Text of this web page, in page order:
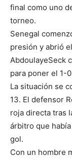
final como uno
torneo.
Senegal
presión y abrió
AbdoulayeSeck
para poner el 1-
La situación se
13. El defensor
roja directa tras
árbitro que
gol.
Con un hombre